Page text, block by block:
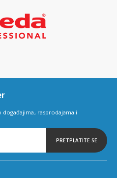
rasprodajama i
PRETPLATITE SE